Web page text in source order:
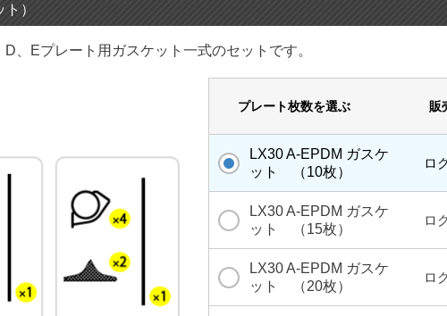
）
、Eプレート用ガスケット一式のセットです。
プレート枚数を選ぶ 販
LX30 A-EPDM ガスケ
ット （10枚）
ロ
LX30 A-EPDM ガスケ
ット （15枚）
ロ
LX30 A-EPDM ガスケ
ット （20枚）
ロ